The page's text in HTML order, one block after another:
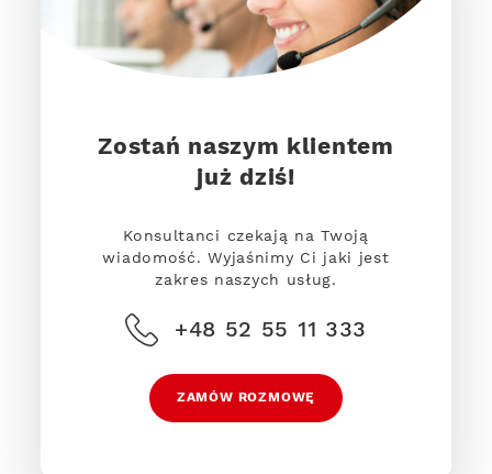
Zostań naszym klientem
już dziś!
Konsultanci czekają na Twoją
wiadomość. Wyjaśnimy Ci jaki jest
zakres naszych usług.
+48 52 55 11 333
ZAMÓW ROZMOWĘ